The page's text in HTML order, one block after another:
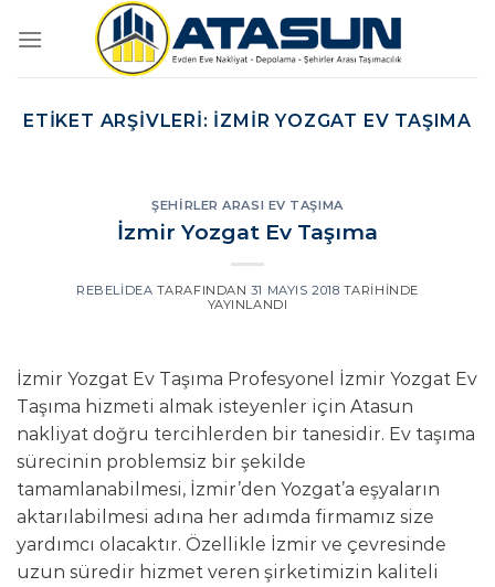
atla
ETIKET ARŞIVLERI: İZMIR YOZGAT EV TAŞIMA
ŞEHIRLER ARASI EV TAŞIMA
İzmir Yozgat Ev Taşıma
REBELIDEA TARAFINDAN 31 MAYIS 2018 TARIHINDE
YAYINLANDI
İzmir Yozgat Ev Taşıma Profesyonel İzmir Yozgat Ev
Taşıma hizmeti almak isteyenler için Atasun
nakliyat doğru tercihlerden bir tanesidir. Ev taşıma
sürecinin problemsiz bir şekilde
tamamlanabilmesi, İzmir’den Yozgat’a eşyaların
aktarılabilmesi adına her adımda firmamız size
yardımcı olacaktır. Özellikle İzmir ve çevresinde
uzun süredir hizmet veren şirketimizin kaliteli